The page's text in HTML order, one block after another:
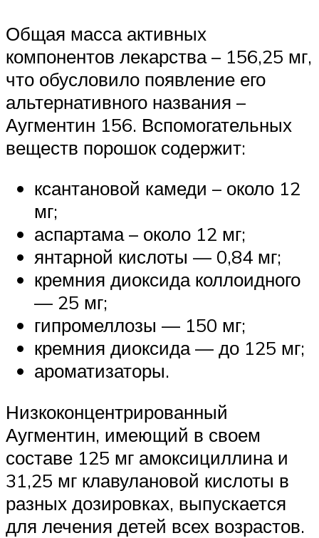
Общая масса активных
компонентов лекарства – 156,25 мг,
что обусловило появление его
альтернативного названия –
Аугментин 156. Вспомогательных
веществ порошок содержит:
ксантановой камеди – около 12
мг;
аспартама – около 12 мг;
янтарной кислоты — 0,84 мг;
кремния диоксида коллоидного
— 25 мг;
гипромеллозы — 150 мг;
кремния диоксида — до 125 мг;
ароматизаторы.
Низкоконцентрированный
Аугментин, имеющий в своем
составе 125 мг амоксициллина и
31,25 мг клавулановой кислоты в
разных дозировках, выпускается
для лечения детей всех возрастов.